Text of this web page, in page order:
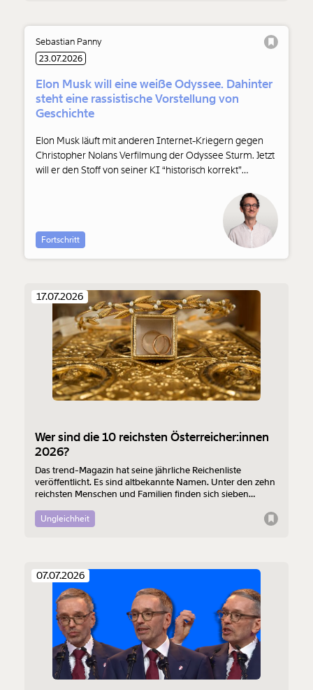
Sebastian Panny
23.07.2026
Elon Musk will eine weiße Odyssee. Dahinter
steht eine rassistische Vorstellung von
Geschichte
Elon Musk läuft mit anderen Internet-Kriegern gegen
Christopher Nolans Verfilmung der Odyssee Sturm. Jetzt
will er den Stoff von seiner KI “historisch korrekt”
Geschichte, sondern um ein rassistisches Verständnis
Fortschritt
17.07.2026
Wer sind die 10 reichsten Österreicher:innen
2026?
Das trend-Magazin hat seine jährliche Reichenliste
veröffentlicht. Es sind altbekannte Namen. Unter den zehn
reichsten Menschen und Familien finden sich sieben
Ungleichheit
07.07.2026